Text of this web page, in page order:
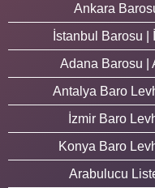
Ankara
İstanbul Barosu
Adana Barosu |
Antalya Baro
İzmir Baro
Konya Baro
Arabulucu